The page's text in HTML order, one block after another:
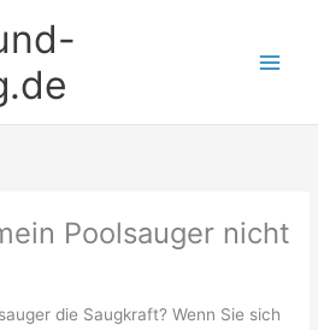
Poolsauger nicht
die Saugkraft? Wenn Sie sich